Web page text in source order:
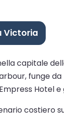
Victoria
capitale
funge
Hotel
costiero